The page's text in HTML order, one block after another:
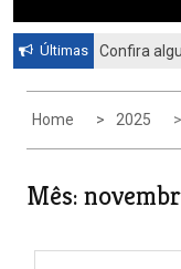
Últimas
Confira
Home 2025
Mês: